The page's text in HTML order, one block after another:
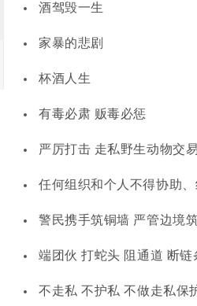
酒驾毁一生
家暴的悲剧
杯酒人生
有毒必肃 贩毒必惩
严厉打击 走私野生动物交
任何组织和个人不得协助
警民携手筑铜墙 严管边境
端团伙 打蛇头 阻通道 断链
不走私 不护私 不做走私保